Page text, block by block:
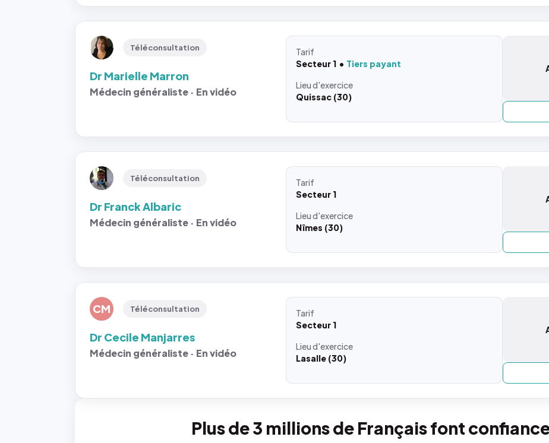
Téléconsultation
Dr Marielle Marron
Médecin généraliste · En vidéo
Tarif
Secteur 1
Tiers payant
Lieud'exercice
Quissac (30)
Téléconsultation
Dr Franck Albaric
Médecin généraliste · En vidéo
Tarif
Secteur 1
Lieud'exercice
Nîmes (30)
CM Téléconsultation
Dr Cecile Manjarres
Médecin généraliste · En vidéo
Tarif
Secteur 1
Lieud'exercice
Lasalle (30)
Plus de 3 millions de Français font